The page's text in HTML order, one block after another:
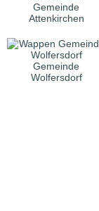
Gemeinde
Attenkirchen
Gemeinde
Wolfersdorf